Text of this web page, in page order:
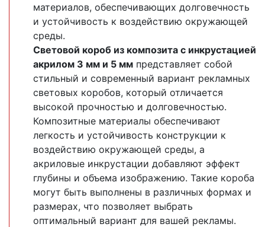
материалов, обеспечивающих долговечность
и устойчивость к воздействию окружающей
среды.
Световой короб из композита с инкрустацией
акрилом 3 мм и 5 мм представляет собой
стильный и современный вариант рекламных
световых коробов, который отличается
высокой прочностью и долговечностью.
Композитные материалы обеспечивают
легкость и устойчивость конструкции к
воздействию окружающей среды, а
акриловые инкрустации добавляют эффект
глубины и объема изображению. Такие короба
могут быть выполнены в различных формах и
размерах, что позволяет выбрать
оптимальный вариант для вашей рекламы.